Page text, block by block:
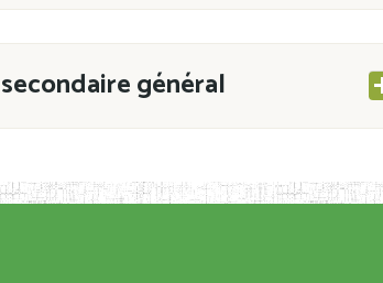
général
CAB du 21 mars 2011 portant ouverture
immatriculés et inscrits au